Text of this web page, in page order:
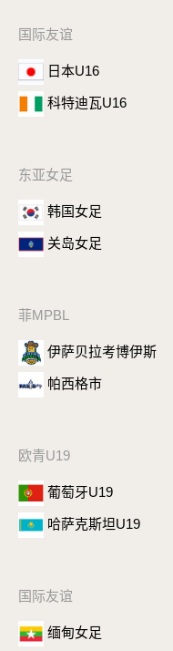
国际友谊
日本U16
科特迪瓦U16
东亚女足
韩国女足
关岛女足
菲MPBL
伊萨贝拉考博伊斯
帕西格市
欧青U19
葡萄牙U19
哈萨克斯坦U19
国际友谊
缅甸女足